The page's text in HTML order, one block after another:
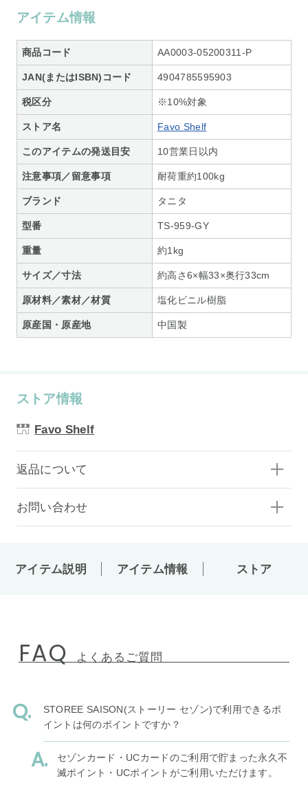
アイテム情報
商品コード AA0003-05200311-P
JAN(またはISBN)コード 4904785595903
税区分 ※10%対象
ストア名 Favo Shelf
このアイテムの発送目安 10営業日以内
注意事項／留意事項 耐荷重約100kg
ブランド タニタ
型番 TS-959-GY
重量 約1kg
サイズ／寸法 約高さ6×幅33×奥行33cm
原材料／素材／材質 塩化ビニル樹脂
原産国・原産地 中国製
ストア情報
Favo Shelf
返品について
お問い合わせ
アイテム説明 アイテム情報 ストア
FAQ よくあるご質問
STOREE SAISON(ストーリー セゾン)で利用できるポ
イントは何のポイントですか？
セゾンカード・UCカードのご利用で貯まった永久不
滅ポイント・UCポイントがご利用いただけます。